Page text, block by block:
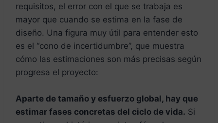
requisitos, el error con el que se trabaja es
mayor que cuando se estima en la fase de
diseño. Una figura muy útil para entender esto
es el “cono de incertidumbre”, que muestra
cómo las estimaciones son más precisas según
progresa el proyecto:
Aparte de tamaño y esfuerzo global, hay que
estimar fases concretas del ciclo de vida. Si